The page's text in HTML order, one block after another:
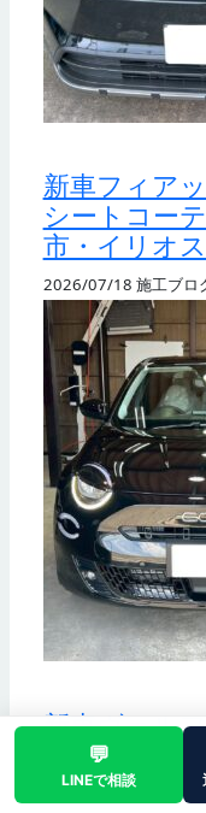
新車フィア
シートコー
市・イリオ
2026/07/18 施工ブロ
新車ヴェル
ィング施工
高岡
💬
LINEで相談